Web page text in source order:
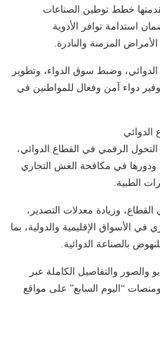
خطط توطين الصناعات
استدامة توافر الأدوية
المزمنة والنادرة.
الدوائي، وضبط سوق الدواء، وتطوير
دواء آمن وفعال للمواطنين في
الرقمي في القطاع الدوائي،
ودورها في مكافحة الغش التجاري
الطبية.
وزيادة معدلات التصدير،
في الأسواق الإقليمية والدولية، بما
بالصناعة الدوائية.
والصور والتفاصيل الكاملة عبر
ومنصات “اليوم السابع” على مواقع